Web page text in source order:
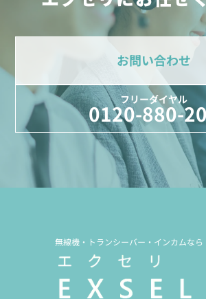
お問い合わせ
フリーダイヤル
0120-880-
無線機・トランシーバー・インカムなら